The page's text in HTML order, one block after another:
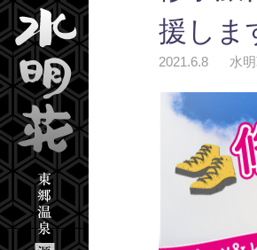
援しま
2021.6.8 水